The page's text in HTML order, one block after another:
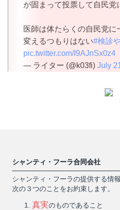
が固まって投票して自民党
医師は体たらくの自民党に
変えるつもりはない#検診
pic.twitter.com/I9AJnSx0z4
— ライター (@k03fi) July
シャンティ・フーラ合同会社
シャンティ・フーラの提供する情
次の３つのことをお約束します。
真実のものであること